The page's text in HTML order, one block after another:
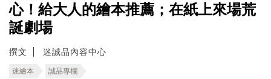
心！給大人的繪本推薦；在紙上來場荒
誕劇場
撰文 迷誠品內容中心
迷繪本 誠品專欄